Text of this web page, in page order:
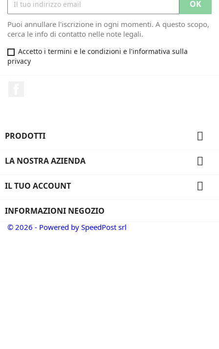
Puoi annullare l'iscrizione in ogni momenti. A questo scopo,
cerca le info di contatto nelle note legali.
Accetto i termini e le condizioni e l'informativa sulla
privacy
PRODOTTI 
LA NOSTRA AZIENDA 
IL TUO ACCOUNT 
INFORMAZIONI NEGOZIO
© 2026 - Powered by SpeedPost srl